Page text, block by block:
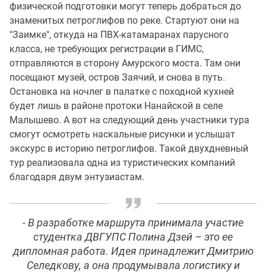
физической подготовки могут теперь добраться до
знаменитых петроглифов по реке. Стартуют они на
"Заимке", откуда на ПВХ-катамаранах парусного
класса, не требующих регистрации в ГИМС,
отправляются в сторону Амурского моста. Там они
посещают музей, остров Заячий, и снова в путь.
Остановка на ночлег в палатке с походной кухней
будет лишь в районе протоки Нанайской в селе
Малышево. А вот на следующий день участники тура
смогут осмотреть наскальные рисунки и услышат
экскурс в историю петроглифов. Такой двухдневный
тур реализовала одна из туристических компаний
благодаря двум энтузиастам.
- В разработке маршрута принимала участие
студентка ДВГУПС Полина Дзей – это ее
дипломная работа. Идея принадлежит Дмитрию
Селедкову, а она продумывала логистику и